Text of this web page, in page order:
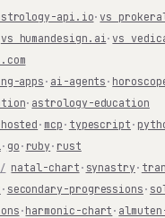
api.io·vs
vs humandesign.ai ·vs
apps· ai-agents ·
· astrology-education
· mcp · typescript ·
· go · ruby · rust
natal-chart · synastry ·
· secondary-progressions ·
· harmonic-chart ·